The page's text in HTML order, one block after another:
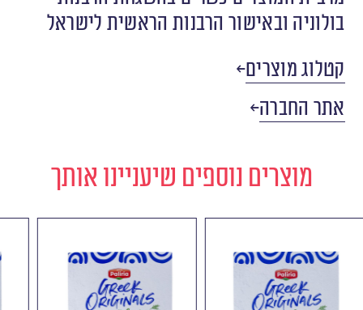
בולוניה ובאישור הרבנות הראשית לישראל
קטלוג מוצרים
אתר החברה
מוצרים נוספים שיעניינו אותך